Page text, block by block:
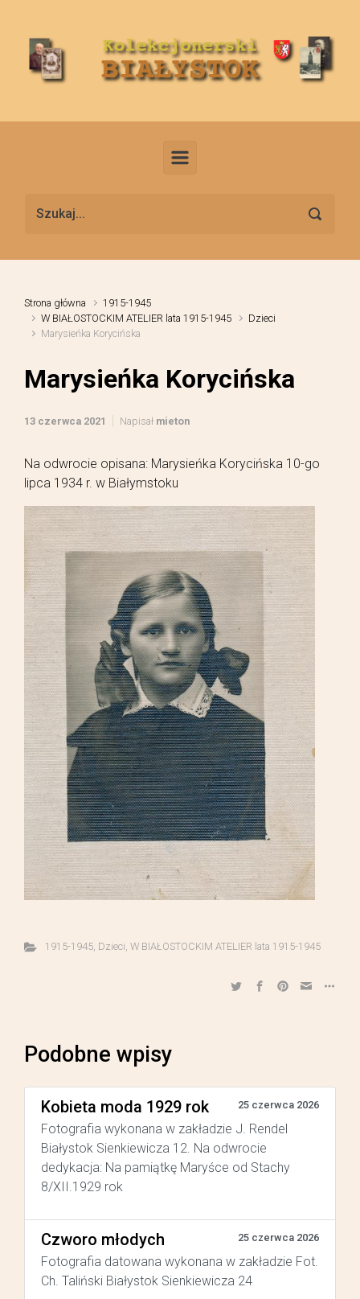
Strona główna
1915-1945
W BIAŁOSTOCKIM ATELIER lata 1915-1945
Dzieci
Marysieńka Korycińska
Marysieńka Korycińska
13 czerwca 2021 Napisał mieton
Na odwrocie opisana: Marysieńka Korycińska 10-go
lipca 1934 r. w Białymstoku
1915-1945, Dzieci, W BIAŁOSTOCKIM ATELIER lata 1915-1945
Podobne wpisy
Kobieta moda 1929 rok 25 czerwca 2026
Fotografia wykonana w zakładzie J. Rendel
Białystok Sienkiewicza 12. Na odwrocie
dedykacja: Na pamiątkę Maryśce od Stachy
8/XII.1929 rok
Czworo młodych 25 czerwca 2026
Fotografia datowana wykonana w zakładzie Fot.
Ch. Taliński Białystok Sienkiewicza 24